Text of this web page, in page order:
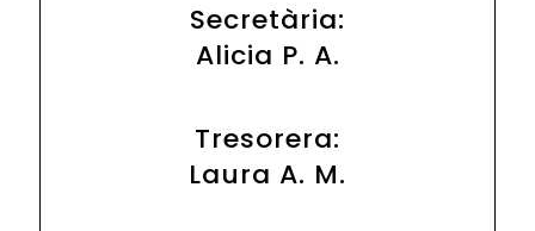
Secretària:
Alicia P. A.
Tresorera:
Laura A. M.